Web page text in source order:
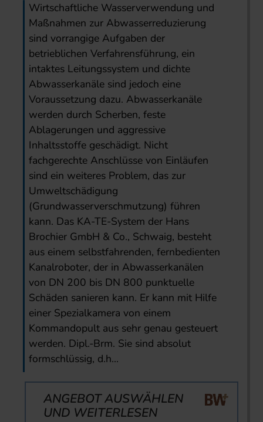
Wirtschaftliche Wasserverwendung und
Maßnahmen zur Abwasserreduzierung
sind vorrangige Aufgaben der
betrieblichen Verfahrensführung, ein
intaktes Leitungssystem und dichte
Abwasserkanäle sind jedoch eine
Voraussetzung dazu. Abwasserkanäle
werden durch Scherben, feste
Ablagerungen und aggressive
Inhaltsstoffe geschädigt. Nicht
fachgerechte Anschlüsse von Einläufen
sind ein weiteres Problem, das zur
Umweltschädigung
(Grundwasserverschmutzung) führen
kann. Das KA-TE-System der Hans
Brochier GmbH & Co., Schwaig, besteht
aus einem selbstfahrenden, fernbedienten
Kanalroboter, der in Abwasserkanälen
von DN 200 bis DN 800 punktuelle
Schäden sanieren kann. Er kann mit Hilfe
einer Spezialkamera von einem
Kommandopult aus sehr genau gesteuert
werden. Dipl.-Brm. Sie sind absolut
formschlüssig, d.h...
ANGEBOT AUSWÄHLEN
UND WEITERLESEN